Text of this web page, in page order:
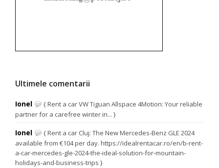
Ultimele comentarii
Ionel
{ Rent a car VW Tiguan Allspace 4Motion: Your reliable
partner for a carefree winter in... }
Ionel
{ Rent a car Cluj: The New Mercedes-Benz GLE 2024
available from €104 per day. https://idealrentacar.ro/en/b-rent-
a-car-mercedes-gle-2024-the-ideal-solution-for-mountain-
holidays-and-business-trips }